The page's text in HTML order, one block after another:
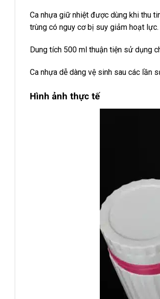
Ca nhựa giữ nhiệt được dùng khi thu
trùng có nguy cơ bị suy giảm hoạt lực.
Dung tích 500 ml thuận tiện sử dụng
Ca nhựa dễ dàng vệ sinh sau các lần
Hình ảnh thực tế